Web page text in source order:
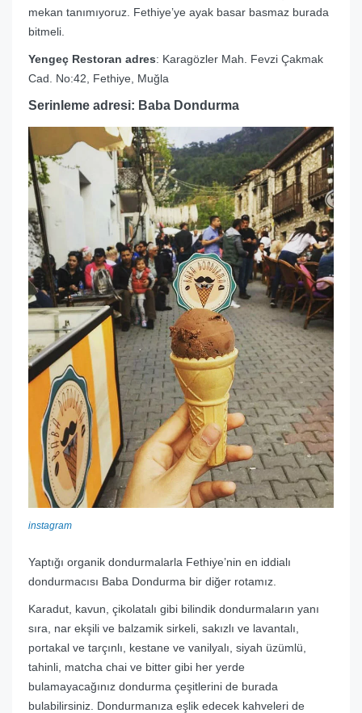
mekan tanımıyoruz. Fethiye’ye ayak basar basmaz burada
bitmeli.
Yengeç Restoran adres: Karagözler Mah. Fevzi Çakmak
Cad. No:42, Fethiye, Muğla
Serinleme adresi: Baba Dondurma
instagram
Yaptığı organik dondurmalarla Fethiye’nin en iddialı
dondurmacısı Baba Dondurma bir diğer rotamız.
Karadut, kavun, çikolatalı gibi bilindik dondurmaların yanı
sıra, nar ekşili ve balzamik sirkeli, sakızlı ve lavantalı,
portakal ve tarçınlı, kestane ve vanilyalı, siyah üzümlü,
tahinli, matcha chai ve bitter gibi her yerde
bulamayacağınız dondurma çeşitlerini de burada
bulabilirsiniz. Dondurmanıza eşlik edecek kahveleri de